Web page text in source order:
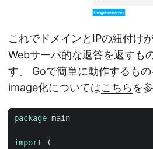
これでドメインとIPの紐付け
Webサーバ的な返答を返すも
す。 Goで簡単に動作するもの
image化についてはこちら を
package main
import
(